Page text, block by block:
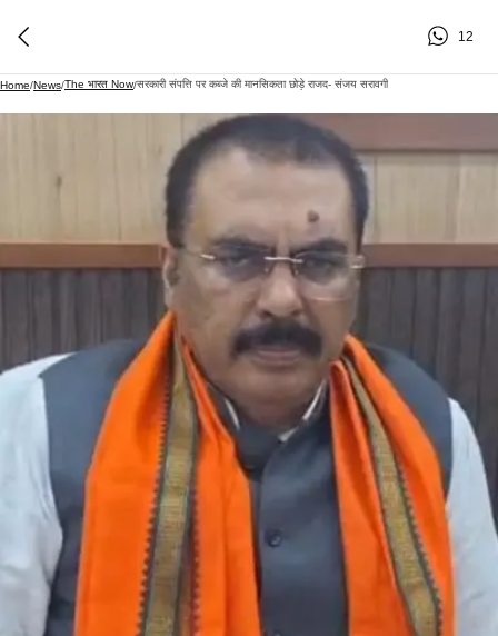
12
Home/News/The भारत Now/सरकारी संपत्ति पर कब्जे की मानसिकता छोड़े राजद- संजय सरावगी